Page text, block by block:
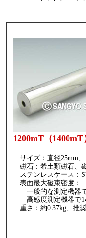
1200mT（1400mT
サイズ：直径25mm、
磁石：希土類磁石、
ステンレスケース：
表面最大磁束密度：
一般的な測定機器で
高感度測定機器で
重さ：約0.37kg、推